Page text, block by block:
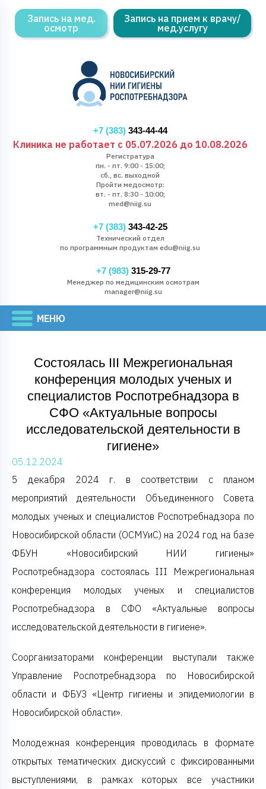
Запись на мед.
осмотр
Запись на прием к врачу/
мед.услугу
+7 (383)343-44-44
Клиника не работает с 05.07.2026 до 10.08.2026
Регистратура
пн. - пт. 9:00 - 15:00;
сб., вс. выходной
Пройти медосмотр:
вт. - пт. 8:30 - 10:00;
med@niig.su
+7 (383)343-42-25
Технический отдел
по программным продуктам edu@niig.su
+7 (983)315-29-77
Менеджер по медицинским осмотрам
manager@niig.su
Состоялась III Межрегиональная
конференция молодых ученых и
специалистов Роспотребнадзора в
СФО «Актуальные вопросы
исследовательской деятельности в
гигиене»
05.12.2024
5 декабря 2024 г. в соответствии с планом
мероприятий деятельности Объединенного Совета
молодых ученых и специалистов Роспотребнадзора по
Новосибирской области (ОСМУиС) на 2024 год на базе
ФБУН «Новосибирский НИИ гигиены»
Роспотребнадзора состоялась III Межрегиональная
конференция молодых ученых и специалистов
Роспотребнадзора в СФО «Актуальные вопросы
исследовательской деятельности в гигиене».
Соорганизаторами конференции выступали также
Управление Роспотребнадзора по Новосибирской
области и ФБУЗ «Центр гигиены и эпидемиологии в
Новосибирской области».
Молодежная конференция проводилась в формате
открытых тематических дискуссий с фиксированными
выступлениями, в рамках которых все участники